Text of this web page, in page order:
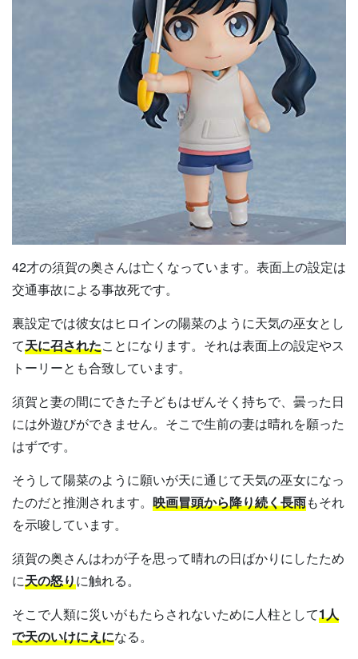
42才の須賀の奥さんは亡くなっています。表面上の設定は
交通事故による事故死です。
裏設定では彼女はヒロインの陽菜のように天気の巫女とし
て天に召されたことになります。それは表面上の設定やス
トーリーとも合致しています。
須賀と妻の間にできた子どもはぜんそく持ちで、曇った日
には外遊びができません。そこで生前の妻は晴れを願った
はずです。
そうして陽菜のように願いが天に通じて天気の巫女になっ
たのだと推測されます。 映画冒頭から降り続く長雨もそれ
を示唆しています。
須賀の奥さんはわが子を思って晴れの日ばかりにしたため
に天の怒りに触れる。
そこで人類に災いがもたらされないために人柱として1人
で天のいけにえになる。